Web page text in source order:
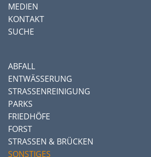
MEDIEN
KONTAKT
SUCHE
ABFALL
ENTWÄSSERUNG
STRASSENREINIGUNG
PARKS
FRIEDHÖFE
FORST
STRASSEN & BRÜCKEN
SONSTIGES